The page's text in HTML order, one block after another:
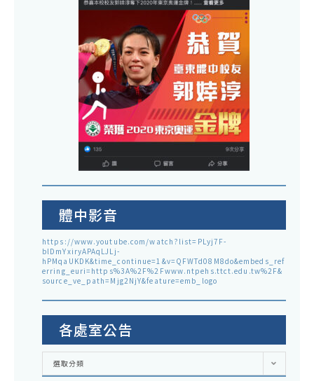
體中影音
https://www.youtube.com/watch?list=PLyj7F-
blDmYxiryAPAqLJLj-
hPMqaUKDK&time_continue=1&v=QFWTd08M8do&embeds_ref
erring_euri=https%3A%2F%2Fwww.ntpehs.ttct.edu.tw%2F&
source_ve_path=Mjg2NjY&feature=emb_logo
各處室公告
各
室
選取分類